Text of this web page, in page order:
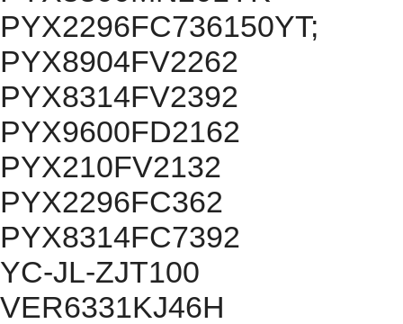
PYX2296FC736150YT;
PYX8904FV2262
PYX8314FV2392
PYX9600FD2162
PYX210FV2132
PYX2296FC362
PYX8314FC7392
YC-JL-ZJT100
VER6331KJ46H